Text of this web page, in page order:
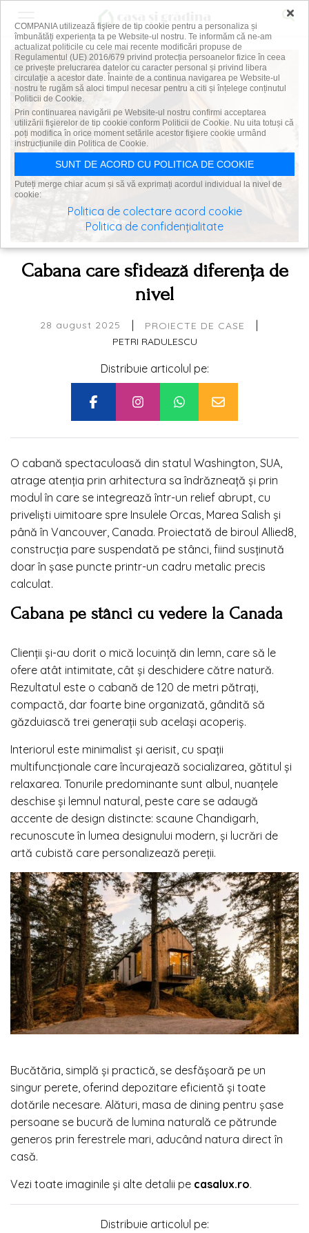
Cabana care sfidează diferența de
nivel
28 august 2025 | PROIECTE DE CASE |
PETRI RADULESCU
Distribuie articolul pe:
O cabană spectaculoasă din statul Washington, SUA,
atrage atenția prin arhitectura sa îndrăzneață și prin
modul în care se integrează într-un relief abrupt, cu
priveliști uimitoare spre Insulele Orcas, Marea Salish și
până în Vancouver, Canada. Proiectată de biroul Allied8,
construcția pare suspendată pe stânci, fiind susținută
doar în șase puncte printr-un cadru metalic precis
calculat.
Cabana pe stânci cu vedere la Canada
Clienții și-au dorit o mică locuință din lemn, care să le
ofere atât intimitate, cât și deschidere către natură.
Rezultatul este o cabană de 120 de metri pătrați,
compactă, dar foarte bine organizată, gândită să
găzduiască trei generații sub același acoperiș.
Interiorul este minimalist și aerisit, cu spații
multifuncționale care încurajează socializarea, gătitul și
relaxarea. Tonurile predominante sunt albul, nuanțele
deschise și lemnul natural, peste care se adaugă
accente de design distincte: scaune Chandigarh,
recunoscute în lumea designului modern, și lucrări de
artă cubistă care personalizează pereții.
Bucătăria, simplă și practică, se desfășoară pe un
singur perete, oferind depozitare eficientă și toate
dotările necesare. Alături, masa de dining pentru șase
persoane se bucură de lumina naturală ce pătrunde
generos prin ferestrele mari, aducând natura direct în
casă.
Vezi toate imaginile și alte detalii pe casalux.ro.
Distribuie articolul pe:
×
COMPANIA utilizează fişiere de tip cookie pentru a personaliza și
îmbunătăți experiența ta pe Website-ul nostru. Te informăm că ne-am
actualizat politicile cu cele mai recente modificări propuse de
Regulamentul (UE) 2016/679 privind protecția persoanelor fizice în ceea
ce privește prelucrarea datelor cu caracter personal și privind libera
circulație a acestor date. Înainte de a continua navigarea pe Website-ul
nostru te rugăm să aloci timpul necesar pentru a citi și înțelege conținutul
Politicii de Cookie.
Prin continuarea navigării pe Website-ul nostru confirmi acceptarea
utilizării fişierelor de tip cookie conform Politicii de Cookie. Nu uita totuși că
poți modifica în orice moment setările acestor fişiere cookie urmând
instrucțiunile din Politica de Cookie.
SUNT DE ACORD CU POLITICA DE COOKIE
Puteți merge chiar acum și să vă exprimați acordul individual la nivel de
cookie:
Politica de colectare acord cookie
Politica de confidențialitate